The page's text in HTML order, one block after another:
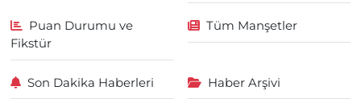
Puan Durumu ve
Fikstür
Tüm Manşetler
Son Dakika Haberleri Haber Arşivi